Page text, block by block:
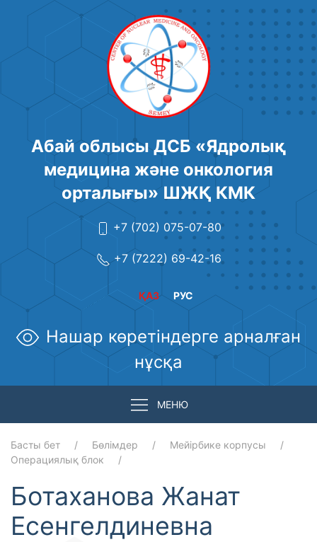
Абай облысы ДСБ «Ядролық
медицина және онкология
орталығы» ШЖҚ КМК
+7 (702) 075-07-80
+7 (7222) 69-42-16
РУС
ҚАЗ
Нашар көретіндерге арналған
нұсқа
МЕНЮ
Басты бет Бөлімдер
Мейірбике корпусы
Операциялық блок
Ботаханова Жанат
Есенгелдиневна